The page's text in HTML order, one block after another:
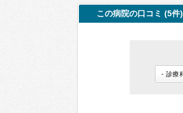
この病院の口コミ (5件)